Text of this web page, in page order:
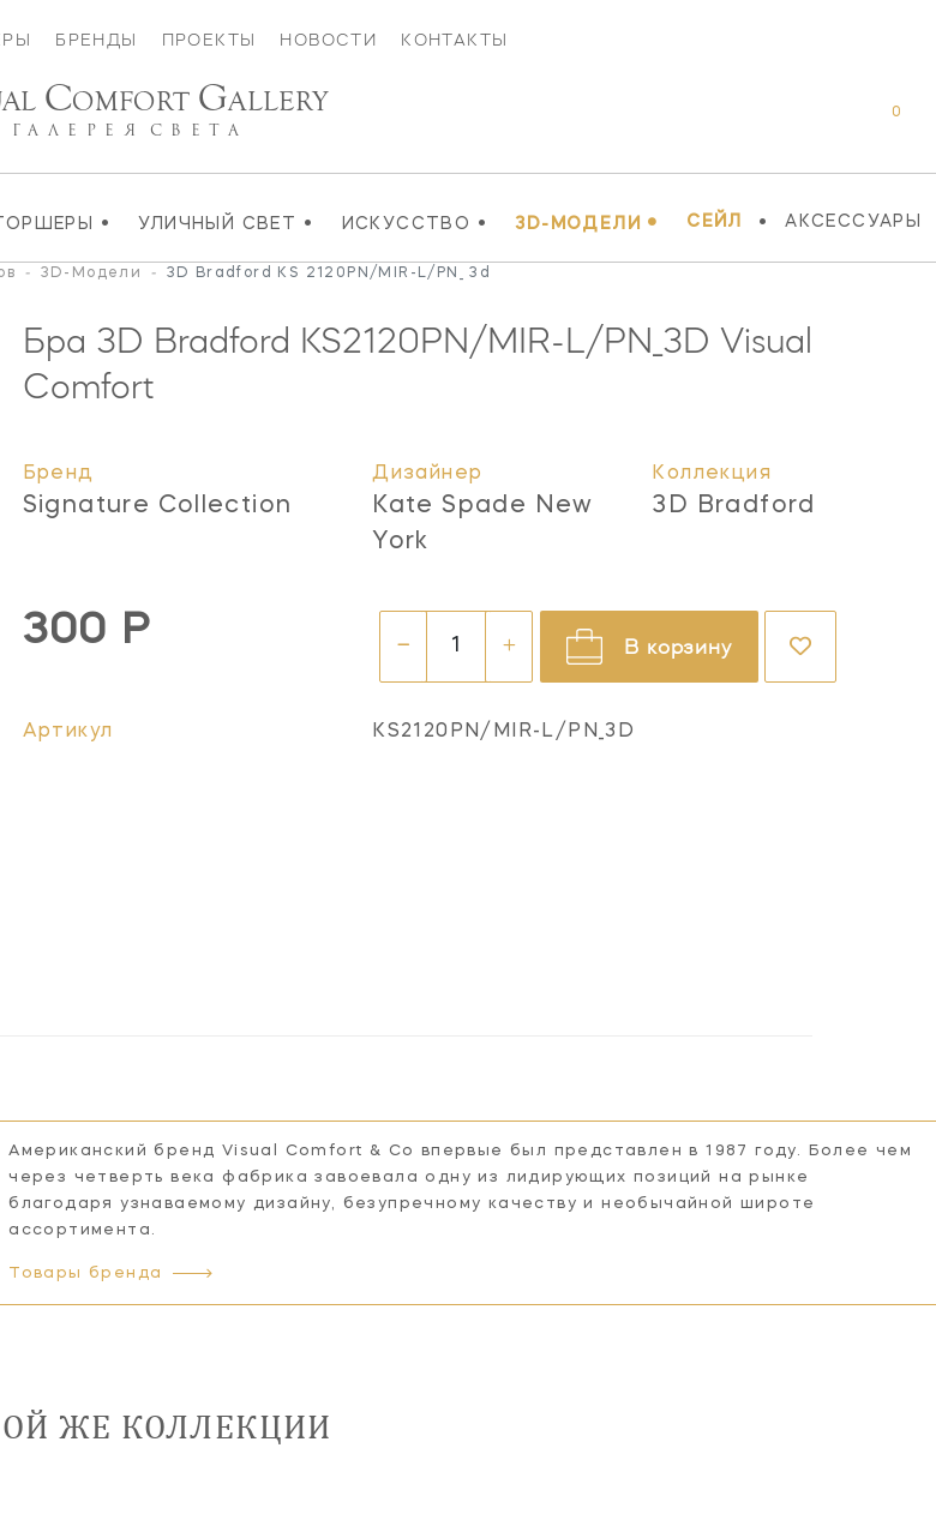
БРЕНДЫ ПРОЕКТЫ НОВОСТИ КОНТАКТЫ
• УЛИЧНЫЙ СВЕТ • ИСКУССТВО • 3D-МОДЕЛИ • СЕЙЛ • АКСЕССУАРЫ
0
COMFORT GALLERY
ГАЛЕРЕЯ СВЕТА
- 3D-Модели - 3D Bradford KS 2120PN/MIR-L/PN_ 3d
Бра 3D Bradford KS2120PN/MIR-L/PN_3D Visual
Comfort
Бренд
Signature Collection
Дизайнер
Kate Spade New
York
Коллекция
3D Bradford
300 Р В корзину
Артикул KS2120PN/MIR-L/PN_3D
Американский бренд Visual Comfort & Co впервые был представлен в 1987 году. Более чем
через четверть века фабрика завоевала одну из лидирующих позиций на рынке
благодаря узнаваемому дизайну, безупречному качеству и необычайной широте
ассортимента.
Товары бренда
ЖЕ КОЛЛЕКЦИИ